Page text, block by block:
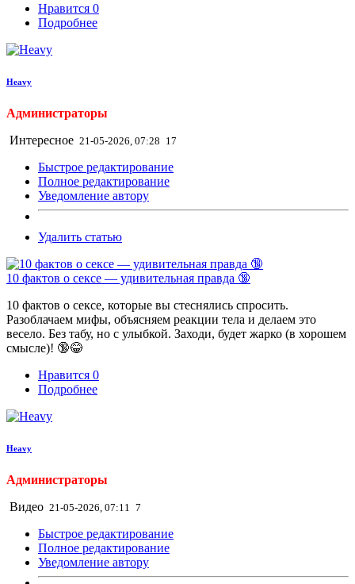
Нравится 0
Подробнее
Heavy
Администраторы
Интересное 21-05-2026, 07:28 17
Быстрое редактирование
Полное редактирование
Уведомление автору
Удалить статью
10 фактов о сексе — удивительная правда 🔞
10 фактов о сексе, которые вы стеснялись спросить.
Разоблачаем мифы, объясняем реакции тела и делаем это
весело. Без табу, но с улыбкой. Заходи, будет жарко (в хорошем
смысле)! 🔞😂
Нравится 0
Подробнее
Heavy
Администраторы
Видео 21-05-2026, 07:11 7
Быстрое редактирование
Полное редактирование
Уведомление автору